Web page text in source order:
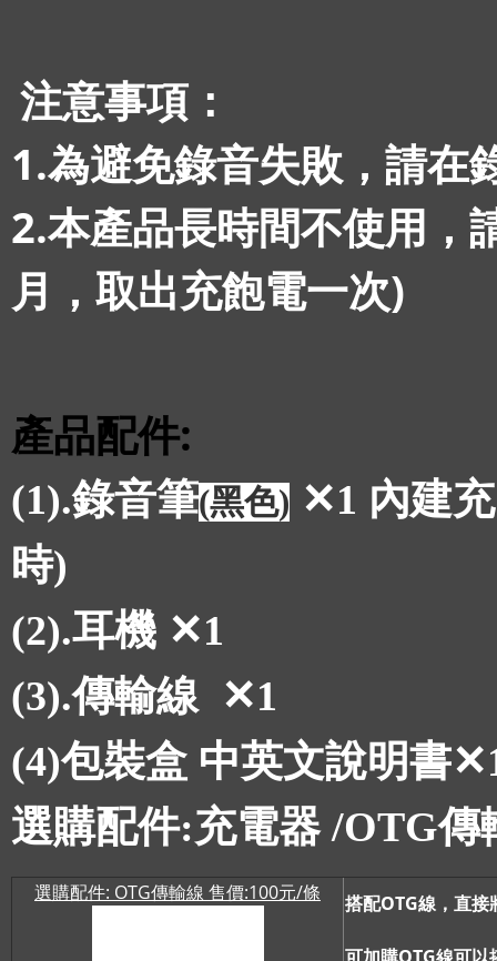
注意事項：
1.為避免錄音失敗，請在
2.本產品長時間不使用，
月，取出充飽電一次)
產品配件:
(1).錄音筆(黑色) ✕1 內建
時)
(2).耳機 ✕1
(3).傳輸線 ✕1
(4)包裝盒 中英文說明書
選購配件:充電器 /OTG傳
選購配件: OTG傳輸線 售價:100元/條 搭配OTG線，直